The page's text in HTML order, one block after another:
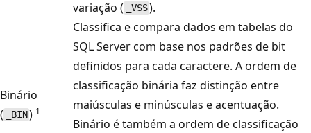
variação (
_VSS).
Binário
(
_BIN) 1
Classifica e compara dados em tabelas do
SQL Server com base nos padrões de bit
definidos para cada caractere. A ordem de
classificação binária faz distinção entre
maiúsculas e minúsculas e acentuação.
Binário é também a ordem de classificação